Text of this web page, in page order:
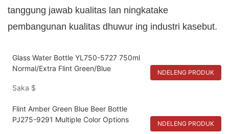
tanggung jawab kualitas lan ningkatake
pembangunan kualitas dhuwur ing industri kasebut.
Glass Water Bottle YL750-5727 750ml
Normal/Extra Flint Green/Blue
Saka $
NDELENG PRODUK
Flint Amber Green Blue Beer Bottle
PJ275-9291 Multiple Color Options
NDELENG PRODUK